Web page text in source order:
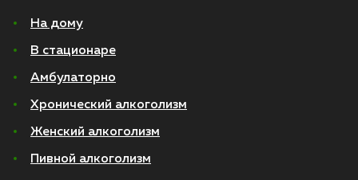
На дому
В стационаре
Амбулаторно
Хронический алкоголизм
Женский алкоголизм
Пивной алкоголизм